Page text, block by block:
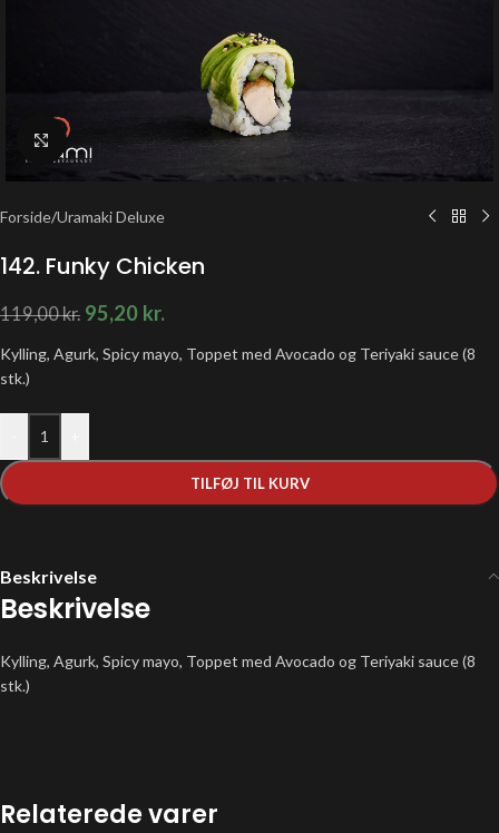
Klik for at forstørre
Forside/Uramaki Deluxe
142. Funky Chicken
119,00kr. 95,20 kr.
Kylling, Agurk, Spicy mayo, Toppet med Avocado og Teriyaki sauce (8
stk.)
TILFØJ TIL KURV
Beskrivelse
Beskrivelse
Kylling, Agurk, Spicy mayo, Toppet med Avocado og Teriyaki sauce (8
stk.)
Relaterede varer